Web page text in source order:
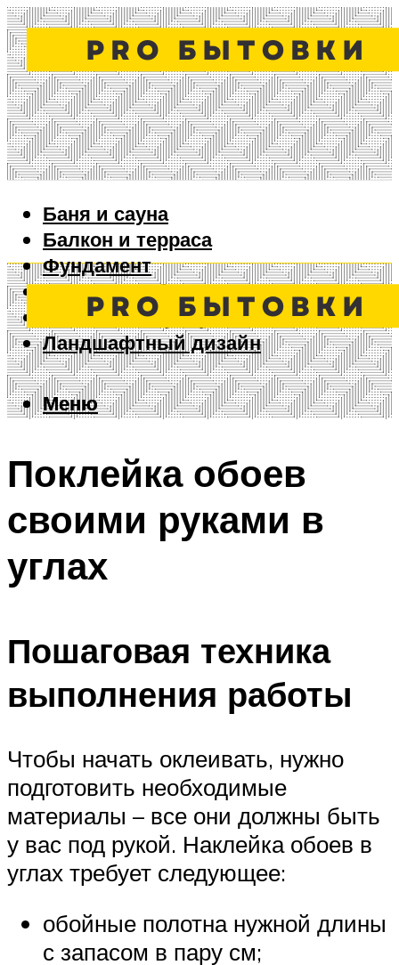
Баня и сауна
Балкон и терраса
Фундамент
Ворота и забор
Дизайн интерьера
Ландшафтный дизайн
Меню
Меню
Поклейка обоев
своими руками в
углах
Пошаговая техника
выполнения работы
Чтобы начать оклеивать, нужно
подготовить необходимые
материалы – все они должны быть
у вас под рукой. Наклейка обоев в
углах требует следующее:
обойные полотна нужной длины
с запасом в пару см;